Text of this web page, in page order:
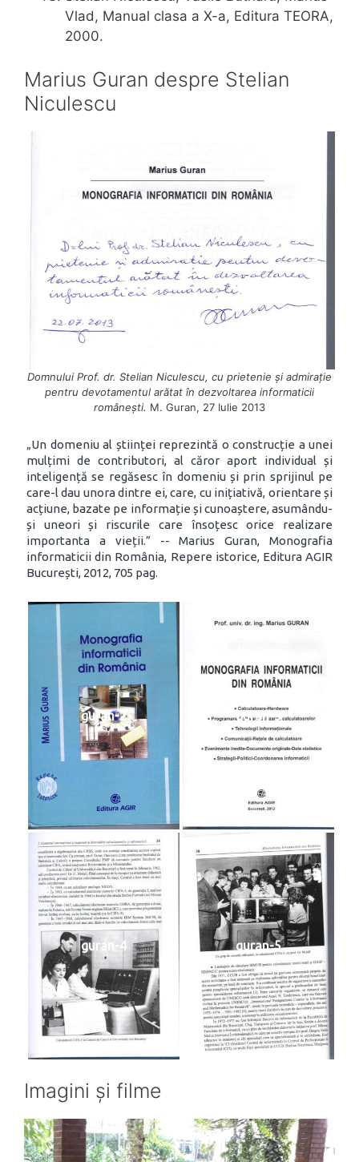
Vlad, Manual clasa a X-a, Editura TEORA,
2000.
Marius Guran despre Stelian
Niculescu
Domnului Prof. dr. Stelian Niculescu, cu prietenie și admirație
pentru devotamentul arătat în dezvoltarea informaticii
românești. M. Guran, 27 Iulie 2013
„Un domeniu al științei reprezintă o construcție a unei
mulțimi de contributori, al căror aport individual și
inteligență se regăsesc în domeniu și prin sprijinul pe
care-l dau unora dintre ei, care, cu inițiativă, orientare și
acțiune, bazate pe informație și cunoaștere, asumându-
și uneori și riscurile care însoțesc orice realizare
importanta a vieții.” -- Marius Guran, Monografia
informaticii din România, Repere istorice, Editura AGIR
București, 2012, 705 pag.
guran-2 guran-3
guran-4 guran-5
Imagini și filme